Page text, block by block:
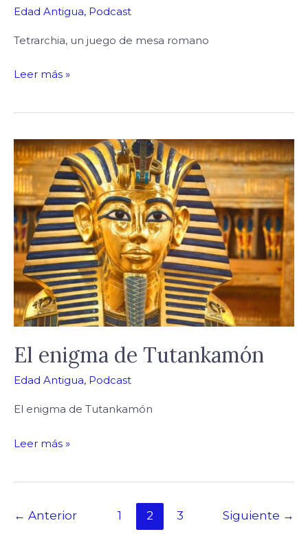
Edad Antigua, Podcast
Tetrarchia, un juego de mesa romano
Leer más »
El enigma de Tutankamón
Edad Antigua, Podcast
El enigma de Tutankamón
El
enigma
de
Tutankamón
Leer más »
← Anterior 1 2 3 Siguiente →